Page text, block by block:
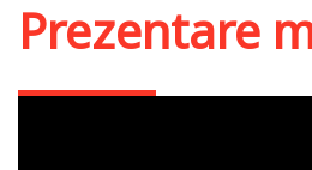
Prezentare